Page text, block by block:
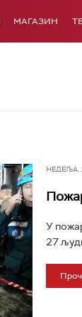
МАГАЗИН
НЕДЕЉА,
У
27